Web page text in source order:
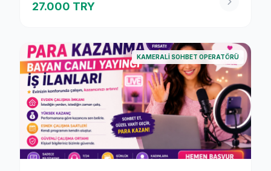
27.000 TRY
KAMERALI SOHBET OPERATÖRÜ